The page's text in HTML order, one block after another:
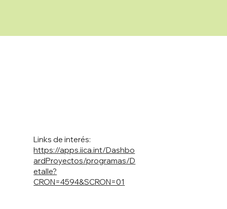
https://apps.iica.int/Dashbo
ardProyectos/programas/D
etalle?
CRON=4594&SCRON=01
Links de interés: